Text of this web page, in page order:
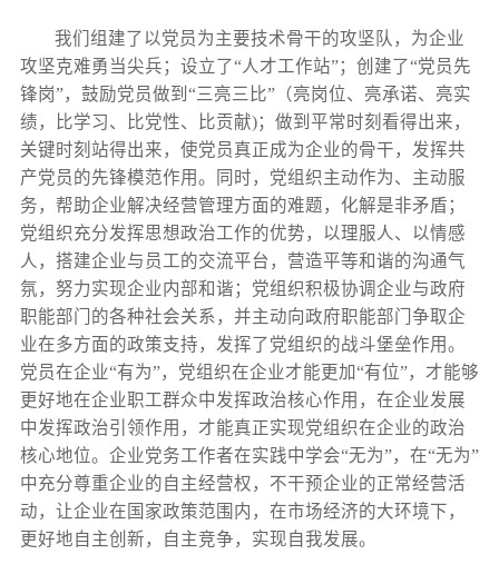
我们组建了以党员为主要技术骨干的攻坚队，为企业
攻坚克难勇当尖兵；设立了“人才工作站”；创建了“党员先
锋岗”，鼓励党员做到“三亮三比”（亮岗位、亮承诺、亮实
绩，比学习、比党性、比贡献)；做到平常时刻看得出来，
关键时刻站得出来，使党员真正成为企业的骨干，发挥共
产党员的先锋模范作用。同时，党组织主动作为、主动服
务，帮助企业解决经营管理方面的难题，化解是非矛盾；
党组织充分发挥思想政治工作的优势，以理服人、以情感
人，搭建企业与员工的交流平台，营造平等和谐的沟通气
氛，努力实现企业内部和谐；党组织积极协调企业与政府
职能部门的各种社会关系，并主动向政府职能部门争取企
业在多方面的政策支持，发挥了党组织的战斗堡垒作用。
党员在企业“有为”，党组织在企业才能更加“有位”，才能够
更好地在企业职工群众中发挥政治核心作用，在企业发展
中发挥政治引领作用，才能真正实现党组织在企业的政治
核心地位。企业党务工作者在实践中学会“无为”，在“无为”
中充分尊重企业的自主经营权，不干预企业的正常经营活
动，让企业在国家政策范围内，在市场经济的大环境下，
更好地自主创新，自主竞争，实现自我发展。